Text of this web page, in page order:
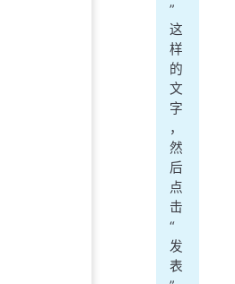
”
这
样
的
文
字
，
然
后
点
击
“
发
表